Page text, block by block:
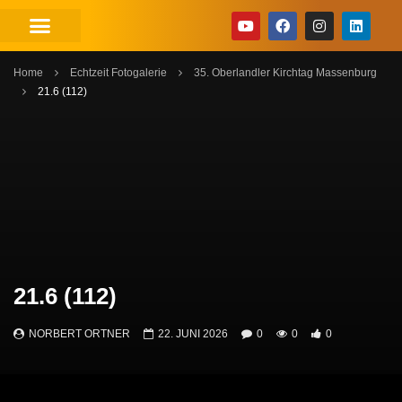
Home Echtzeit Fotogalerie
35. Oberlandler Kirchtag Massenburg
21.6 (112)
21.6 (112)
NORBERT ORTNER 22. JUNI 2026 0 0 0